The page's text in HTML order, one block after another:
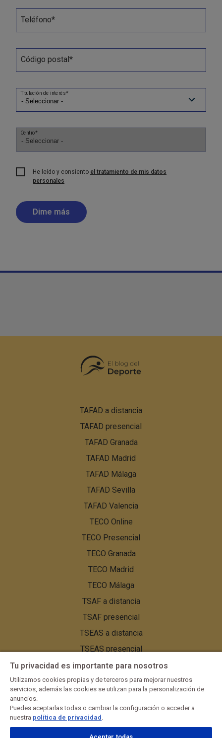
Teléfono*
Código postal*
Titulación de interés*
Centro*
He leído y consiento el tratamiento de mis datos
personales
de
página:
Menú
TAFAD a distancia
TAFAD presencial
TAFAD Granada
TAFAD Madrid
TAFAD Málaga
TAFAD Sevilla
TAFAD Valencia
TECO Online
TECO Presencial
TECO Granada
TECO Madrid
TECO Málaga
TSAF a distancia
TSAF presencial
TSEAS a distancia
TSEAS presencial
TSEAS Granada
TSEAS Málaga
Tu privacidad es importante para nosotros
Utilizamos cookies propias y de terceros para mejorar nuestros
servicios, además las cookies se utilizan para la personalización de
anuncios.
Puedes aceptarlas todas o cambiar la configuración o acceder a
nuestra política de privacidad .